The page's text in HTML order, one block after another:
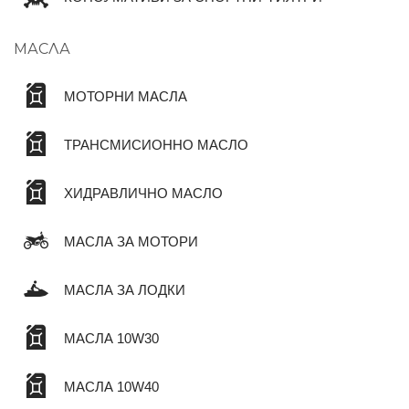
МАСЛА
МОТОРНИ МАСЛА
ТРАНСМИСИОННО МАСЛО
ХИДРАВЛИЧНО МАСЛО
МАСЛА ЗА МОТОРИ
МАСЛА ЗА ЛОДКИ
МАСЛА 10W30
МАСЛА 10W40